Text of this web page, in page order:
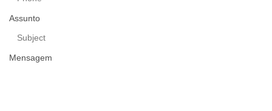
Assunto
Mensagem